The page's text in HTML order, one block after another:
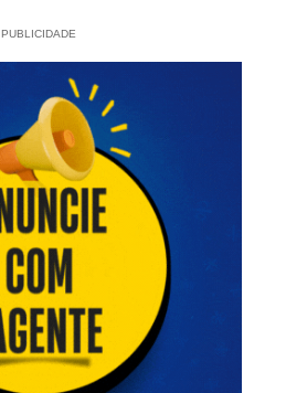
PUBLICIDADE